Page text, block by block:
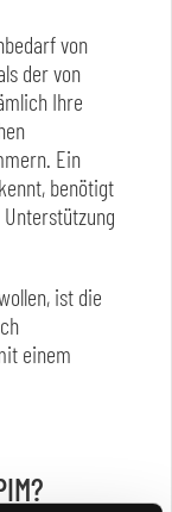
von
der von
Ihre
Ein
benötigt
ist die
einem